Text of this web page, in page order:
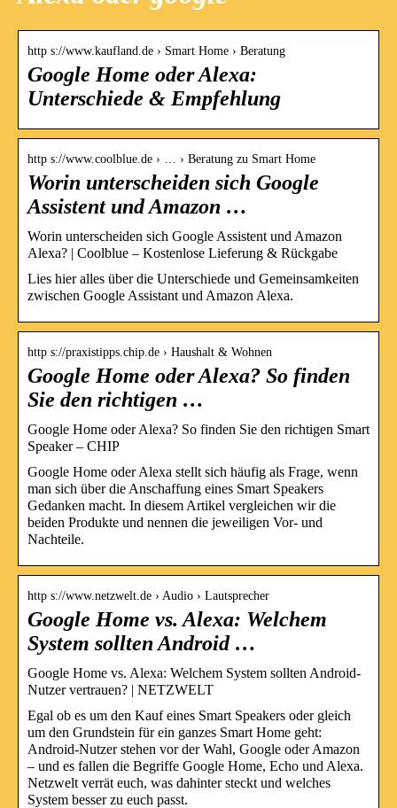
http s://www.kaufland.de › Smart Home › Beratung
Google Home oder Alexa:
Unterschiede & Empfehlung
http s://www.coolblue.de › … › Beratung zu Smart Home
Worin unterscheiden sich Google
Assistent und Amazon …
Worin unterscheiden sich Google Assistent und Amazon
Alexa? | Coolblue – Kostenlose Lieferung & Rückgabe
Lies hier alles über die Unterschiede und Gemeinsamkeiten
zwischen Google Assistant und Amazon Alexa.
http s://praxistipps.chip.de › Haushalt & Wohnen
Google Home oder Alexa? So finden
Sie den richtigen …
Google Home oder Alexa? So finden Sie den richtigen Smart
Speaker – CHIP
Google Home oder Alexa stellt sich häufig als Frage, wenn
man sich über die Anschaffung eines Smart Speakers
Gedanken macht. In diesem Artikel vergleichen wir die
beiden Produkte und nennen die jeweiligen Vor- und
Nachteile.
http s://www.netzwelt.de › Audio › Lautsprecher
Google Home vs. Alexa: Welchem
System sollten Android …
Google Home vs. Alexa: Welchem System sollten Android-
Nutzer vertrauen? | NETZWELT
Egal ob es um den Kauf eines Smart Speakers oder gleich
um den Grundstein für ein ganzes Smart Home geht:
Android-Nutzer stehen vor der Wahl, Google oder Amazon
– und es fallen die Begriffe Google Home, Echo und Alexa.
Netzwelt verrät euch, was dahinter steckt und welches
System besser zu euch passt.